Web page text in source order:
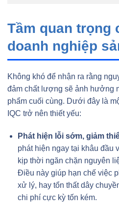
Tầm quan trọng
doanh nghiệp
Không khó để nhận ra rằng
đảm chất lượng sẽ ảnh hưởng
phẩm cuối cùng. Dưới đây là
IQC trở nên thiết yếu:
Phát hiện lỗi sớm, giảm
phát hiện ngay tại khâu đầu
kịp thời ngăn chặn nguyên
Điều này giúp hạn chế việc
xử lý, hay tổn thất dây
chi phí cực kỳ tốn kém.